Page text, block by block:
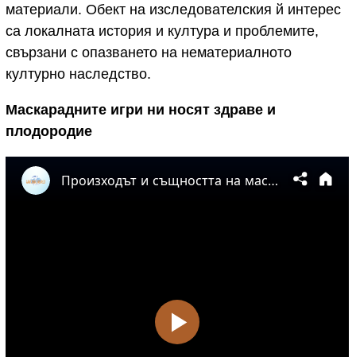
материали. Обект на изследователския й интерес
са локалната история и култура и проблемите,
свързани с опазването на нематериалното
културно наследство.
Маскарадните игри ни носят здраве и
плодородие